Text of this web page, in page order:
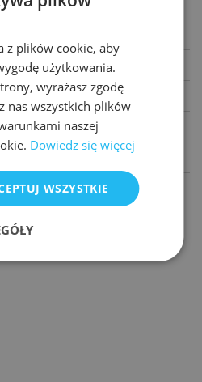
ENGLISH
z plików cookie, aby
użytkowania.
wyrażasz zgodę
nas wszystkich plików
naszej
Dowiedz się więcej
WSZYSTKIE